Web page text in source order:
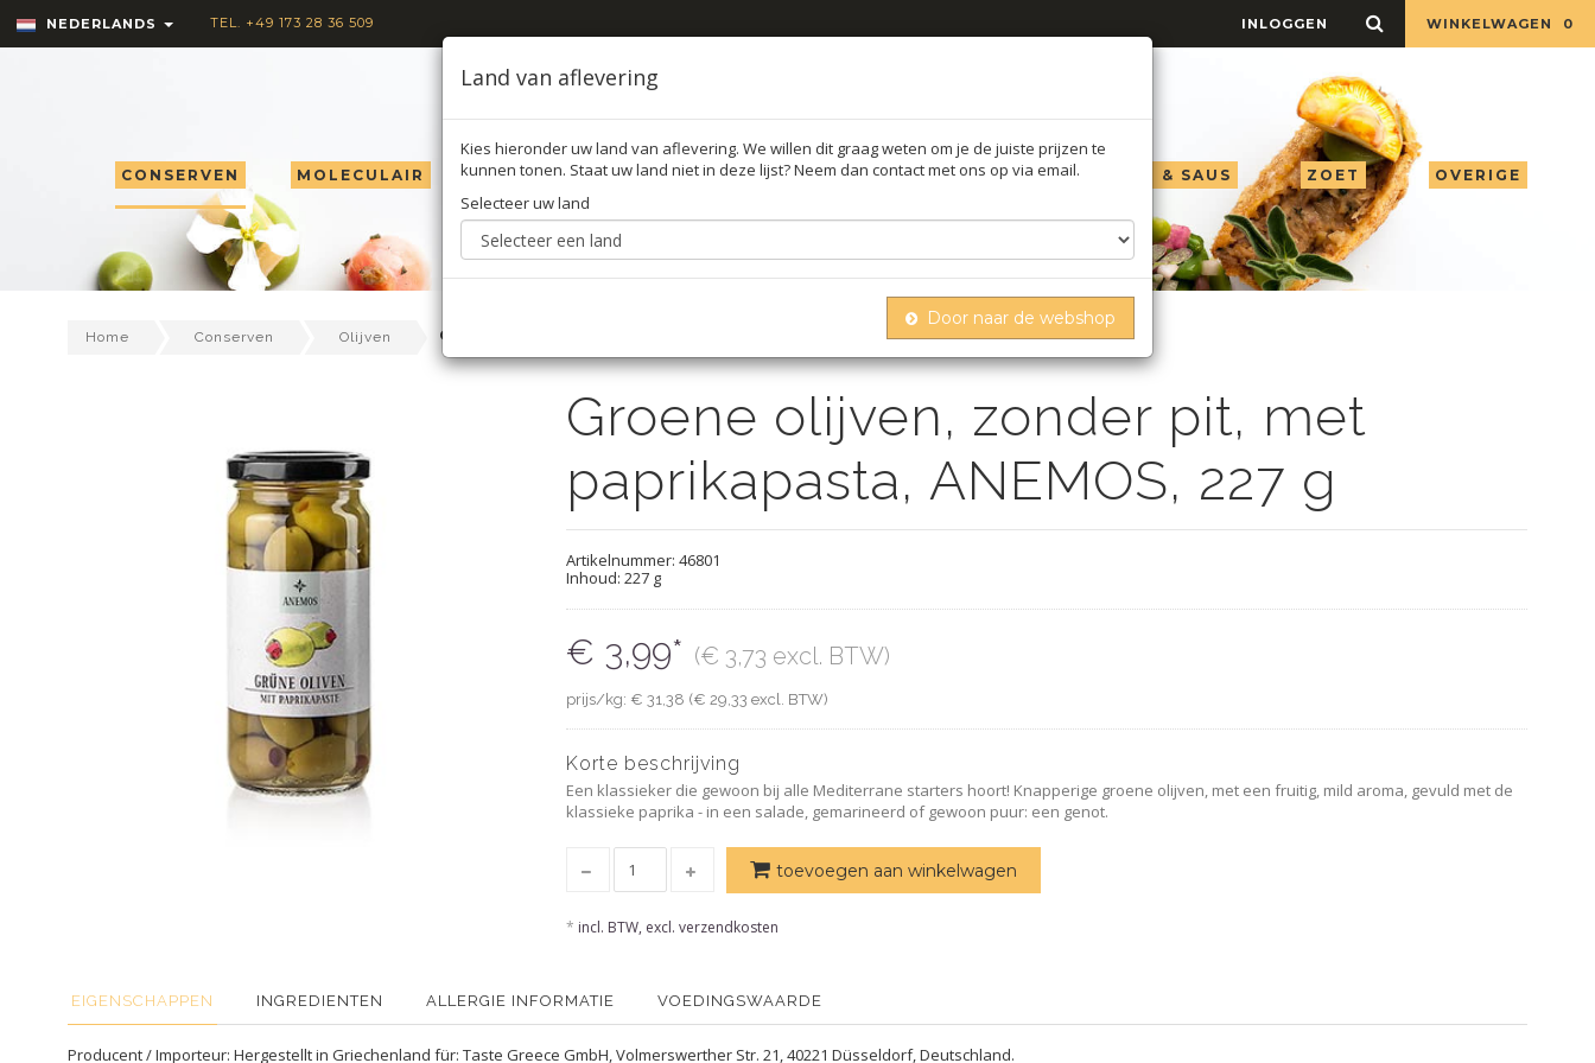
NEDERLANDS TEL. +49 173 28 36 509 WINKELWAGEN 0
INLOGGEN
CONSERVEN MOLECULAIR TRUFFEL OLIE AZIJN & SAUS ZOET OVERIGE
Home Conserven Olijven Groene olijven, zonder pit, met paprikapasta, anemos, 227 g
Groene olijven, zonder pit, met
paprikapasta, ANEMOS, 227 g
Artikelnummer: 46801
Inhoud: 227 g
€ 3,99* (€ 3,73 excl. BTW)
prijs/kg: € 31,38 (€ 29,33 excl. BTW)
Korte beschrijving
Een klassieker die gewoon bij alle Mediterrane starters hoort! Knapperige groene olijven, met een fruitig, mild aroma, gevuld met de
klassieke paprika - in een salade, gemarineerd of gewoon puur: een genot.
toevoegen aan winkelwagen
* incl. BTW, excl. verzendkosten
EIGENSCHAPPEN INGREDIENTEN ALLERGIE INFORMATIE VOEDINGSWAARDE
Producent / Importeur: Hergestellt in Griechenland für: Taste Greece GmbH, Volmerswerther Str. 21, 40221 Düsseldorf, Deutschland.
Land van aflevering
Kies hieronder uw land van aflevering. We willen dit graag weten om je de juiste prijzen te
kunnen tonen. Staat uw land niet in deze lijst? Neem dan contact met ons op via email.
Selecteer uw land
Door naar de webshop